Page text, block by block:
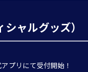
ャルグッズ）
プリにて受付開始！